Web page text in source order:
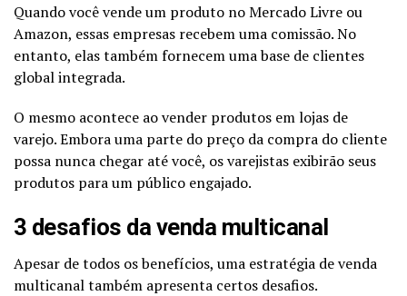
Quando você vende um produto no Mercado Livre ou
Amazon, essas empresas recebem uma comissão. No
entanto, elas também fornecem uma base de clientes
global integrada.
O mesmo acontece ao vender produtos em lojas de
varejo. Embora uma parte do preço da compra do cliente
possa nunca chegar até você, os varejistas exibirão seus
produtos para um público engajado.
3 desafios da venda multicanal
Apesar de todos os benefícios, uma estratégia de venda
multicanal também apresenta certos desafios.